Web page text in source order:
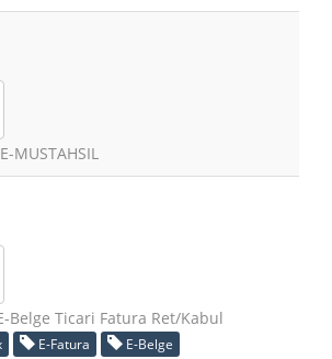
MUSTAHSIL
Belge Ticari Fatura Ret/Kabul
E-Fatura E-Belge